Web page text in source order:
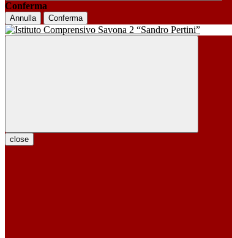
Conferma
Annulla Conferma
close